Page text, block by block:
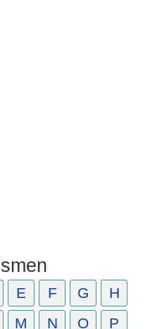
E F G
H
M N O P